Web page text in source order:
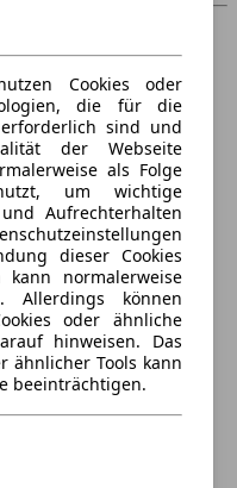
Cookies oder
die für die
sind und
der Webseite
als Folge
um wichtige
Aufrechterhalten
dieser Cookies
kann normalerweise
Allerdings können
oder ähnliche
hinweisen. Das
ähnlicher Tools kann
beeinträchtigen.